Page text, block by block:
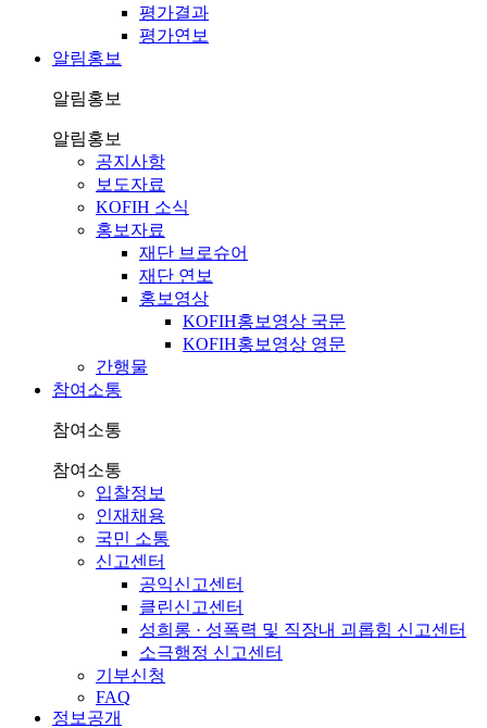
평가결과
평가연보
알림홍보
알림홍보
알림홍보
공지사항
보도자료
KOFIH 소식
홍보자료
재단 브로슈어
재단 연보
홍보영상
KOFIH홍보영상 국문
KOFIH홍보영상 영문
간행물
참여소통
참여소통
참여소통
입찰정보
인재채용
국민 소통
신고센터
공익신고센터
클린신고센터
성희롱 · 성폭력 및 직장내 괴롭힘 신고센터
소극행정 신고센터
기부신청
FAQ
정보공개